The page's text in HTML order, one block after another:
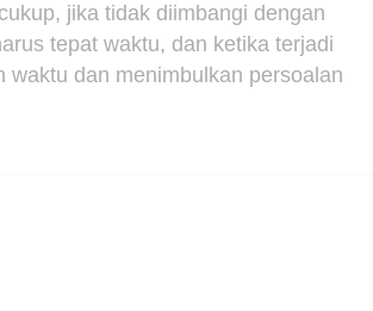
jika tidak diimbangi dengan
tepat waktu, dan ketika terjadi
waktu dan menimbulkan persoalan